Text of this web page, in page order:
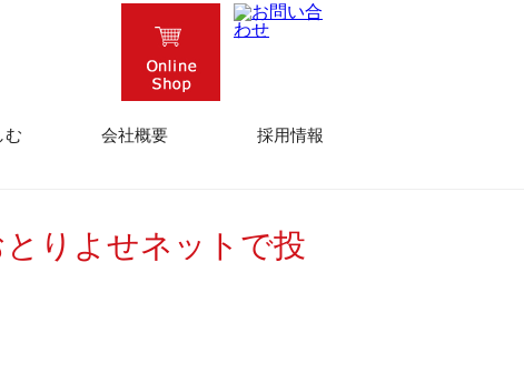
む 会社概要 採用情報
りよせネットで投